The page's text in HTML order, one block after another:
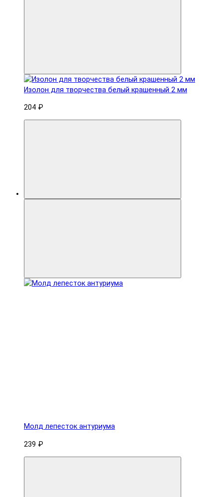
Изолон для творчества белый крашенный 2 мм
204 ₽
Молд лепесток антуриума
239 ₽